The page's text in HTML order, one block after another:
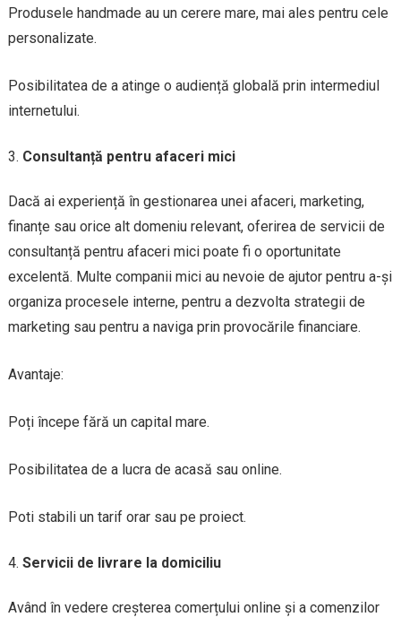
Produsele handmade au un cerere mare, mai ales pentru cele
personalizate.
Posibilitatea de a atinge o audiență globală prin intermediul
internetului.
Consultanță pentru afaceri mici
Dacă ai experiență în gestionarea unei afaceri, marketing,
finanțe sau orice alt domeniu relevant, oferirea de servicii de
consultanță pentru afaceri mici poate fi o oportunitate
excelentă. Multe companii mici au nevoie de ajutor pentru a-și
organiza procesele interne, pentru a dezvolta strategii de
marketing sau pentru a naviga prin provocările financiare.
Avantaje:
Poți începe fără un capital mare.
Posibilitatea de a lucra de acasă sau online.
Poti stabili un tarif orar sau pe proiect.
Servicii de livrare la domiciliu
Având în vedere creșterea comerțului online și a comenzilor